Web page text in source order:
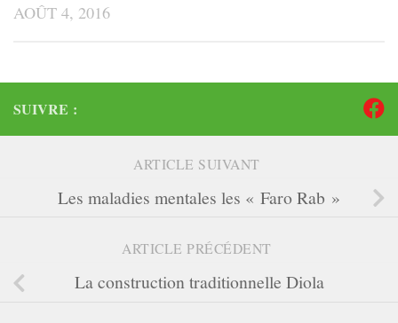
AOÛT 4, 2016
SUIVRE :
ARTICLE SUIVANT
Les maladies mentales les « Faro Rab »
ARTICLE PRÉCÉDENT
La construction traditionnelle Diola